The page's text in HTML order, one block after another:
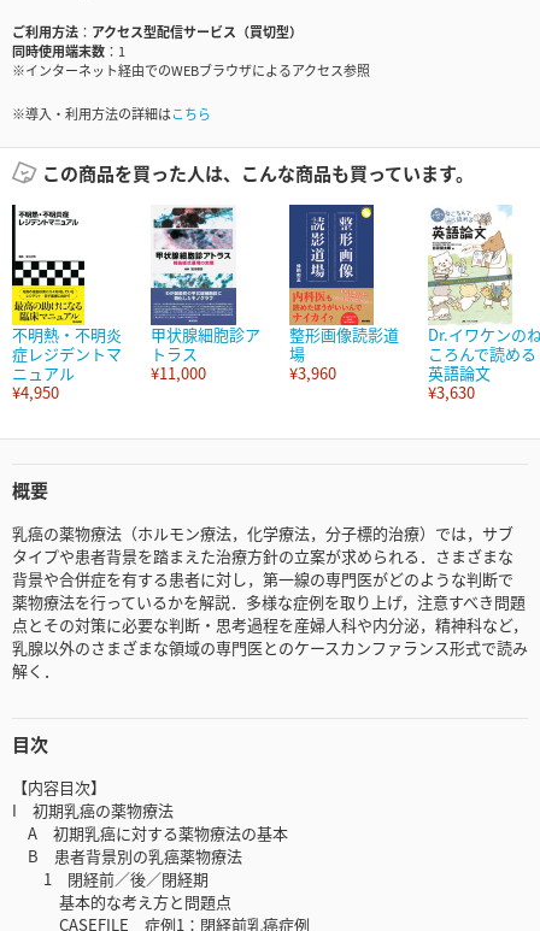
ご利用方法
アクセス型配信サービス（買切型）
同時使用端末数
1
※インターネット経由でのWEBブラウザによるアクセス参照
※導入・利用方法の詳細はこちら
この商品を買った人は、こんな商品も買っています。
不明熱・不明炎
症レジデントマ
ニュアル
¥4,950
甲状腺細胞診ア
トラス
¥11,000
整形画像読影道
場
¥3,960
Dr.イワケンの
ころんで読める
英語論文
¥3,630
概要
乳癌の薬物療法（ホルモン療法，化学療法，分子標的治療）では，サブ
タイプや患者背景を踏まえた治療方針の立案が求められる．さまざまな
背景や合併症を有する患者に対し，第一線の専門医がどのような判断で
薬物療法を行っているかを解説．多様な症例を取り上げ，注意すべき問題
点とその対策に必要な判断・思考過程を産婦人科や内分泌，精神科など，
乳腺以外のさまざまな領域の専門医とのケースカンファランス形式で読み
解く．
目次
【内容目次】
I 初期乳癌の薬物療法
A 初期乳癌に対する薬物療法の基本
B 患者背景別の乳癌薬物療法
1 閉経前／後／閉経期
基本的な考え方と問題点
CASEFILE 症例1：閉経前乳癌症例